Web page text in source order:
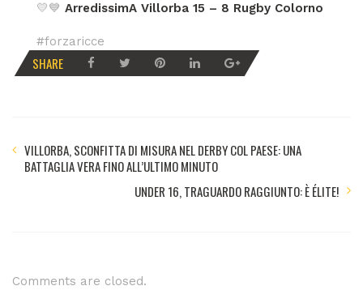
💛💙 ArredissimA Villorba 15 – 8 Rugby Colorno
#forzaricce
SHARE
VILLORBA, SCONFITTA DI MISURA NEL DERBY COL PAESE: UNA
BATTAGLIA VERA FINO ALL’ULTIMO MINUTO
UNDER 16, TRAGUARDO RAGGIUNTO: È ÉLITE!
Comments are closed.